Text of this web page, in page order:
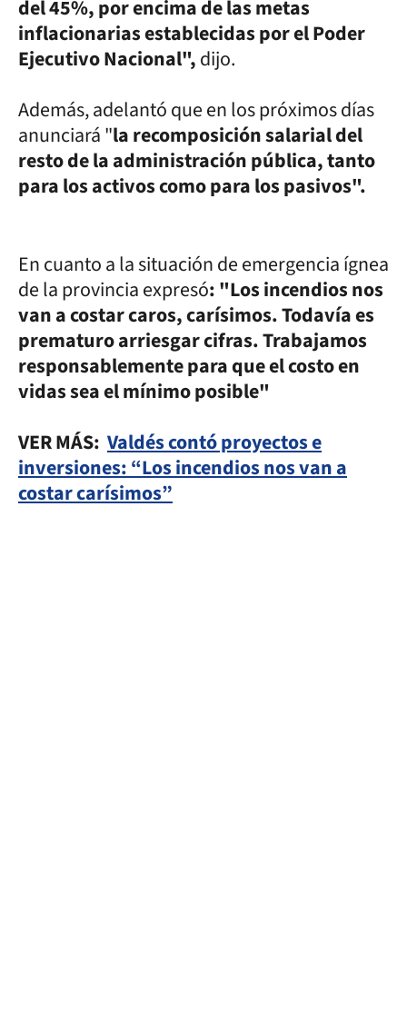
del 45%, por encima de las metas
inflacionarias establecidas por el Poder
Ejecutivo Nacional",dijo.
Además, adelantó que en los próximos días
anunciará "la recomposición salarial del
resto de la administración pública, tanto
para los activos como para los pasivos".
En cuanto a la situación de emergencia ígnea
de la provincia expresó: "Los incendios nos
van a costar caros, carísimos. Todavía es
prematuro arriesgar cifras. Trabajamos
responsablemente para que el costo en
vidas sea el mínimo posible"
VER MÁS: Valdés contó proyectos e
inversiones: “Los incendios nos van a
costar carísimos”